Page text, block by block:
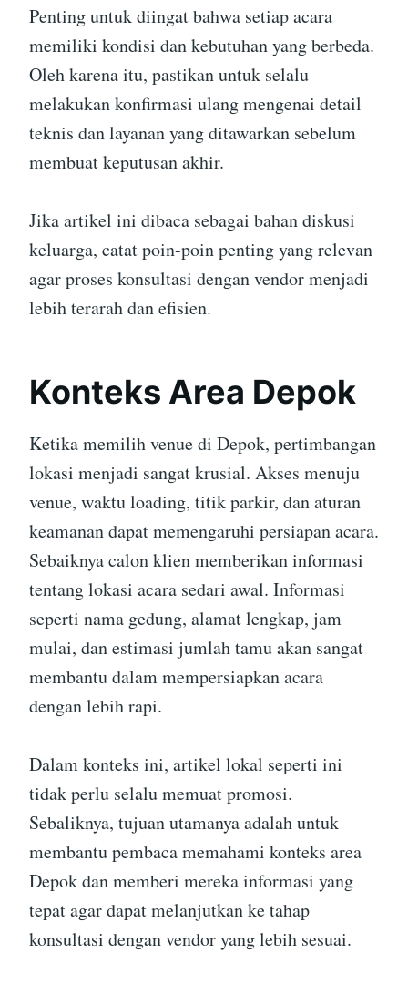
Penting untuk diingat bahwa setiap acara
memiliki kondisi dan kebutuhan yang berbeda.
Oleh karena itu, pastikan untuk selalu
melakukan konfirmasi ulang mengenai detail
teknis dan layanan yang ditawarkan sebelum
membuat keputusan akhir.
Jika artikel ini dibaca sebagai bahan diskusi
keluarga, catat poin-poin penting yang relevan
agar proses konsultasi dengan vendor menjadi
lebih terarah dan efisien.
Konteks Area Depok
Ketika memilih venue di Depok, pertimbangan
lokasi menjadi sangat krusial. Akses menuju
venue, waktu loading, titik parkir, dan aturan
keamanan dapat memengaruhi persiapan acara.
Sebaiknya calon klien memberikan informasi
tentang lokasi acara sedari awal. Informasi
seperti nama gedung, alamat lengkap, jam
mulai, dan estimasi jumlah tamu akan sangat
membantu dalam mempersiapkan acara
dengan lebih rapi.
Dalam konteks ini, artikel lokal seperti ini
tidak perlu selalu memuat promosi.
Sebaliknya, tujuan utamanya adalah untuk
membantu pembaca memahami konteks area
Depok dan memberi mereka informasi yang
tepat agar dapat melanjutkan ke tahap
konsultasi dengan vendor yang lebih sesuai.